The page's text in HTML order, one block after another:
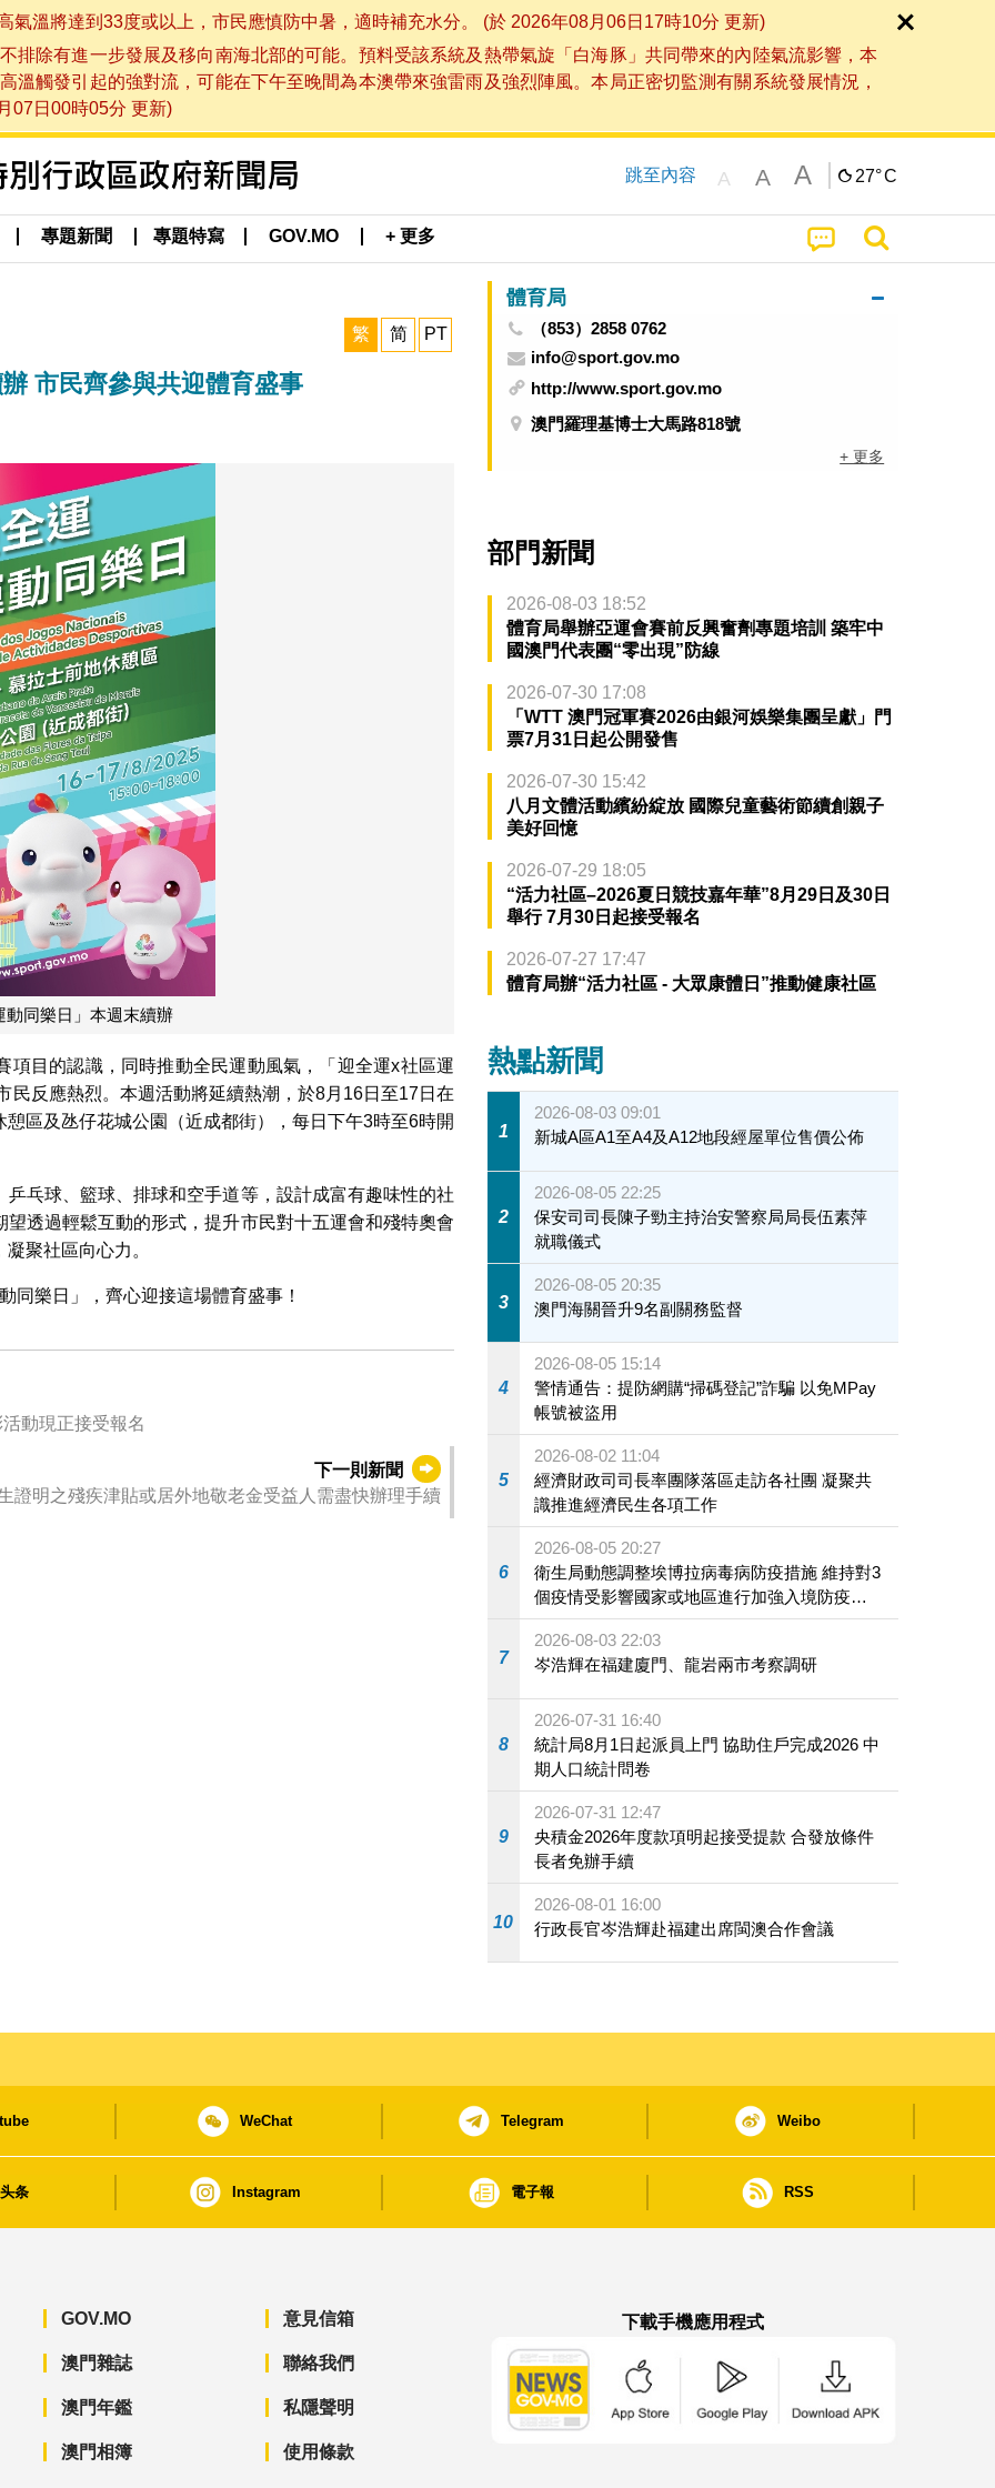
氣溫將達到33度或以上，市民應慎防中暑，適時補充水分。 (於 2026年08月06日17時10分 更新)
排除有進一步發展及移向南海北部的可能。預料受該系統及熱帶氣旋「白海豚」共同帶來的內陸氣流影響，本
溫觸發引起的強對流，可能在下午至晚間為本澳帶來強雷雨及強烈陣風。本局正密切監測有關系統發展情況，
07日00時05分 更新)
跳至內容 A A A 27°C
專題新聞 專題特寫 GOV.MO + 更多
繁 简 PT
市民齊參與共迎體育盛事
動同樂日」本週末續辦
項目的認識，同時推動全民運動風氣，「迎全運x社區運
反應熱烈。本週活動將延續熱潮，於8月16日至17日在
區及氹仔花城公園（近成都街），每日下午3時至6時開
乓球、籃球、排球和空手道等，設計成富有趣味性的社
透過輕鬆互動的形式，提升市民對十五運會和殘特奧會
聚社區向心力。
同樂日」，齊心迎接這場體育盛事！
動現正接受報名
下一則新聞
證明之殘疾津貼或居外地敬老金受益人需盡快辦理手續
體育局
（853）2858 0762
info@sport.gov.mo
http://www.sport.gov.mo
澳門羅理基博士大馬路818號
+ 更多
部門新聞
2026-08-03 18:52
體育局舉辦亞運會賽前反興奮劑專題培訓 築牢中
國澳門代表團“零出現”防線
2026-07-30 17:08
「WTT 澳門冠軍賽2026由銀河娛樂集團呈獻」門
票7月31日起公開發售
2026-07-30 15:42
八月文體活動繽紛綻放 國際兒童藝術節續創親子
美好回憶
2026-07-29 18:05
“活力社區–2026夏日競技嘉年華”8月29日及30日
舉行 7月30日起接受報名
2026-07-27 17:47
體育局辦“活力社區 - 大眾康體日”推動健康社區
熱點新聞
1
2026-08-03 09:01
新城A區A1至A4及A12地段經屋單位售價公佈
2
2026-08-05 22:25
保安司司長陳子勁主持治安警察局局長伍素萍
就職儀式
3
2026-08-05 20:35
澳門海關晉升9名副關務監督
4
2026-08-05 15:14
警情通告：提防網購“掃碼登記”詐騙 以免MPay
帳號被盜用
5
2026-08-02 11:04
經濟財政司司長率團隊落區走訪各社團 凝聚共
識推進經濟民生各項工作
6
2026-08-05 20:27
衛生局動態調整埃博拉病毒病防疫措施 維持對3
個疫情受影響國家或地區進行加強入境防疫措
施
7
2026-08-03 22:03
岑浩輝在福建廈門、龍岩兩市考察調研
8
2026-07-31 16:40
統計局8月1日起派員上門 協助住戶完成2026 中
期人口統計問卷
9
2026-07-31 12:47
央積金2026年度款項明起接受提款 合發放條件
長者免辦手續
10
2026-08-01 16:00
行政長官岑浩輝赴福建出席閩澳合作會議
WeChat Telegram Weibo
条 Instagram 電子報 RSS
GOV.MO
澳門雜誌
澳門年鑑
澳門相簿
意見信箱
聯絡我們
私隱聲明
使用條款
下載手機應用程式